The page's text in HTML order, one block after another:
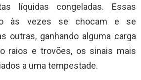
líquidas congeladas. Essas
às vezes se chocam e se
outras, ganhando alguma carga
raios e trovões, os sinais mais
a uma tempestade.